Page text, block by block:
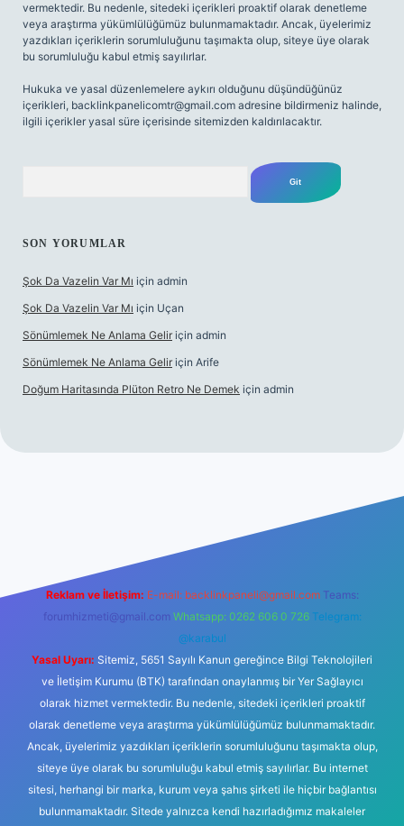
vermektedir. Bu nedenle, sitedeki içerikleri proaktif olarak denetleme
veya araştırma yükümlülüğümüz bulunmamaktadır. Ancak, üyelerimiz
yazdıkları içeriklerin sorumluluğunu taşımakta olup, siteye üye olarak
bu sorumluluğu kabul etmiş sayılırlar.
Hukuka ve yasal düzenlemelere aykırı olduğunu düşündüğünüz
içerikleri, backlinkpanelicomtr@gmail.com adresine bildirmeniz halinde,
ilgili içerikler yasal süre içerisinde sitemizden kaldırılacaktır.
SON YORUMLAR
Şok Da Vazelin Var Mı için admin
Şok Da Vazelin Var Mı için Uçan
Sönümlemek Ne Anlama Gelir için admin
Sönümlemek Ne Anlama Gelir için Arife
Doğum Haritasında Plüton Retro Ne Demek için admin
Reklam ve İletişim: E-mail: backlinkpaneli@gmail.com Teams:
forumhizmeti@gmail.com Whatsapp: 0262 606 0 726 Telegram:
@karabul
Yasal Uyarı: Sitemiz, 5651 Sayılı Kanun gereğince Bilgi Teknolojileri
ve İletişim Kurumu (BTK) tarafından onaylanmış bir Yer Sağlayıcı
olarak hizmet vermektedir. Bu nedenle, sitedeki içerikleri proaktif
olarak denetleme veya araştırma yükümlülüğümüz bulunmamaktadır.
Ancak, üyelerimiz yazdıkları içeriklerin sorumluluğunu taşımakta olup,
siteye üye olarak bu sorumluluğu kabul etmiş sayılırlar. Bu internet
sitesi, herhangi bir marka, kurum veya şahıs şirketi ile hiçbir bağlantısı
bulunmamaktadır. Sitede yalnızca kendi hazırladığımız makaleler